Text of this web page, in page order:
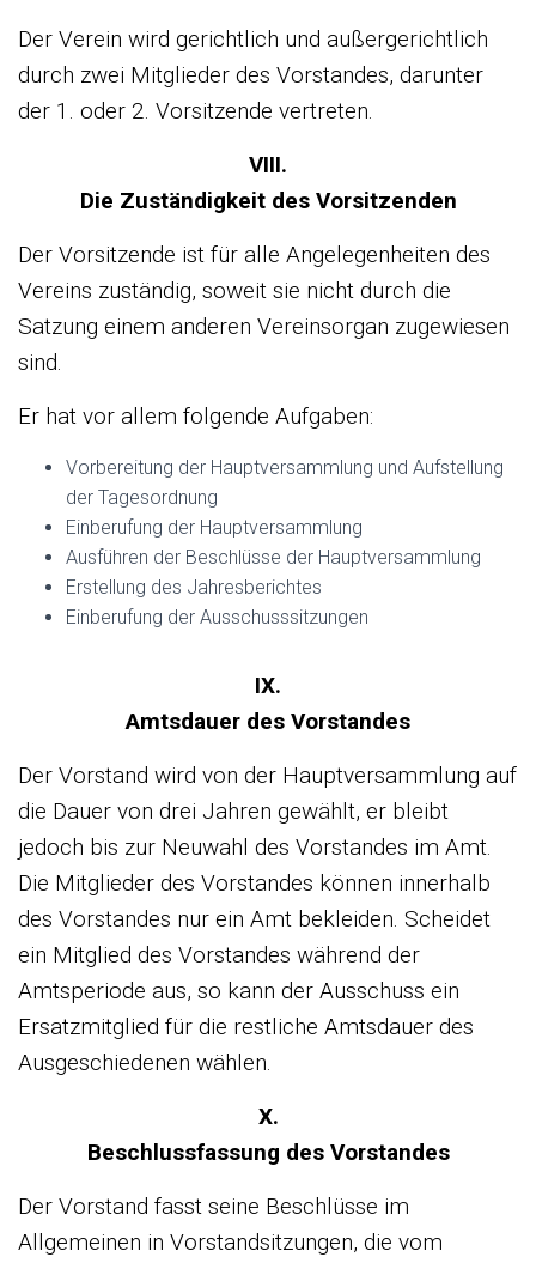
Der Verein wird gerichtlich und außergerichtlich
durch zwei Mitglieder des Vorstandes, darunter
der 1. oder 2. Vorsitzende vertreten.
VIII.
Die Zuständigkeit des Vorsitzenden
Der Vorsitzende ist für alle Angelegenheiten des
Vereins zuständig, soweit sie nicht durch die
Satzung einem anderen Vereinsorgan zugewiesen
sind.
Er hat vor allem folgende Aufgaben:
Vorbereitung der Hauptversammlung und Aufstellung
der Tagesordnung
Einberufung der Hauptversammlung
Ausführen der Beschlüsse der Hauptversammlung
Erstellung des Jahresberichtes
Einberufung der Ausschusssitzungen
IX.
Amtsdauer des Vorstandes
Der Vorstand wird von der Hauptversammlung auf
die Dauer von drei Jahren gewählt, er bleibt
jedoch bis zur Neuwahl des Vorstandes im Amt.
Die Mitglieder des Vorstandes können innerhalb
des Vorstandes nur ein Amt bekleiden. Scheidet
ein Mitglied des Vorstandes während der
Amtsperiode aus, so kann der Ausschuss ein
Ersatzmitglied für die restliche Amtsdauer des
Ausgeschiedenen wählen.
X.
Beschlussfassung des Vorstandes
Der Vorstand fasst seine Beschlüsse im
Allgemeinen in Vorstandsitzungen, die vom